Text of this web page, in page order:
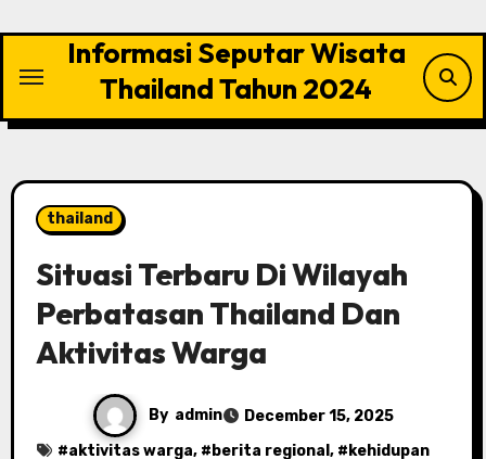
content
Informasi Seputar Wisata
Thailand Tahun 2024
thailand
Situasi Terbaru Di Wilayah
Perbatasan Thailand Dan
Aktivitas Warga
By admin
December 15, 2025
#aktivitas warga, # berita regional , # kehidupan